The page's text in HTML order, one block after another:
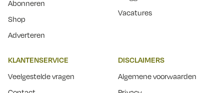
Abonneren
Shop
Adverteren
Vacatures
KLANTENSERVICE
Veelgestelde vragen
DISCLAIMERS
Algemene voorwaarden